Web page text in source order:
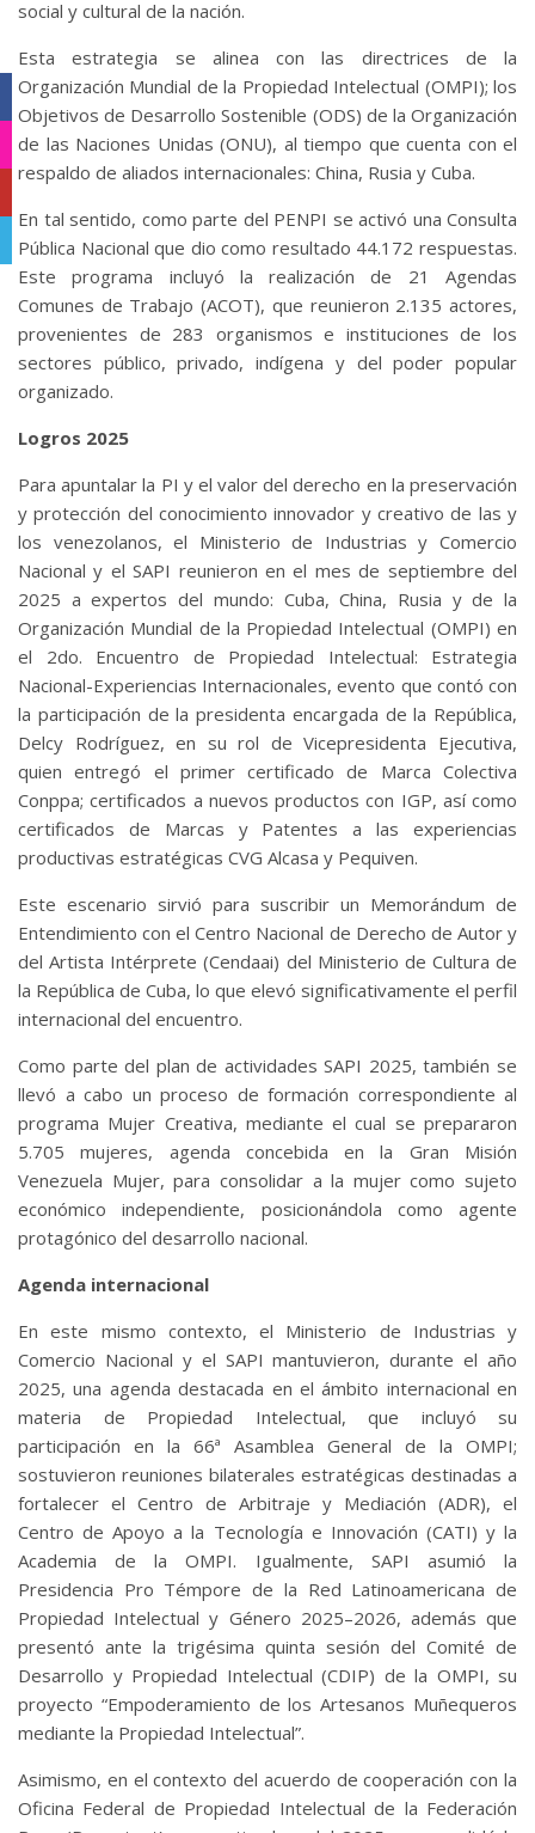
social y cultural de la nación.
Esta estrategia se alinea con las directrices de la
Organización Mundial de la Propiedad Intelectual (OMPI); los
Objetivos de Desarrollo Sostenible (ODS) de la Organización
de las Naciones Unidas (ONU), al tiempo que cuenta con el
respaldo de aliados internacionales: China, Rusia y Cuba.
En tal sentido, como parte del PENPI se activó una Consulta
Pública Nacional que dio como resultado 44.172 respuestas.
Este programa incluyó la realización de 21 Agendas
Comunes de Trabajo (ACOT), que reunieron 2.135 actores,
provenientes de 283 organismos e instituciones de los
sectores público, privado, indígena y del poder popular
organizado.
Logros 2025
Para apuntalar la PI y el valor del derecho en la preservación
y protección del conocimiento innovador y creativo de las y
los venezolanos, el Ministerio de Industrias y Comercio
Nacional y el SAPI reunieron en el mes de septiembre del
2025 a expertos del mundo: Cuba, China, Rusia y de la
Organización Mundial de la Propiedad Intelectual (OMPI) en
el 2do. Encuentro de Propiedad Intelectual: Estrategia
Nacional-Experiencias Internacionales, evento que contó con
la participación de la presidenta encargada de la República,
Delcy Rodríguez, en su rol de Vicepresidenta Ejecutiva,
quien entregó el primer certificado de Marca Colectiva
Conppa; certificados a nuevos productos con IGP, así como
certificados de Marcas y Patentes a las experiencias
productivas estratégicas CVG Alcasa y Pequiven.
Este escenario sirvió para suscribir un Memorándum de
Entendimiento con el Centro Nacional de Derecho de Autor y
del Artista Intérprete (Cendaai) del Ministerio de Cultura de
la República de Cuba, lo que elevó significativamente el perfil
internacional del encuentro.
Como parte del plan de actividades SAPI 2025, también se
llevó a cabo un proceso de formación correspondiente al
programa Mujer Creativa, mediante el cual se prepararon
5.705 mujeres, agenda concebida en la Gran Misión
Venezuela Mujer, para consolidar a la mujer como sujeto
económico independiente, posicionándola como agente
protagónico del desarrollo nacional.
Agenda internacional
En este mismo contexto, el Ministerio de Industrias y
Comercio Nacional y el SAPI mantuvieron, durante el año
2025, una agenda destacada en el ámbito internacional en
materia de Propiedad Intelectual, que incluyó su
participación en la 66ª Asamblea General de la OMPI;
sostuvieron reuniones bilaterales estratégicas destinadas a
fortalecer el Centro de Arbitraje y Mediación (ADR), el
Centro de Apoyo a la Tecnología e Innovación (CATI) y la
Academia de la OMPI. Igualmente, SAPI asumió la
Presidencia Pro Témpore de la Red Latinoamericana de
Propiedad Intelectual y Género 2025–2026, además que
presentó ante la trigésima quinta sesión del Comité de
Desarrollo y Propiedad Intelectual (CDIP) de la OMPI, su
proyecto “Empoderamiento de los Artesanos Muñequeros
mediante la Propiedad Intelectual”.
Asimismo, en el contexto del acuerdo de cooperación con la
Oficina Federal de Propiedad Intelectual de la Federación
Facebook
Instagram
Telegram